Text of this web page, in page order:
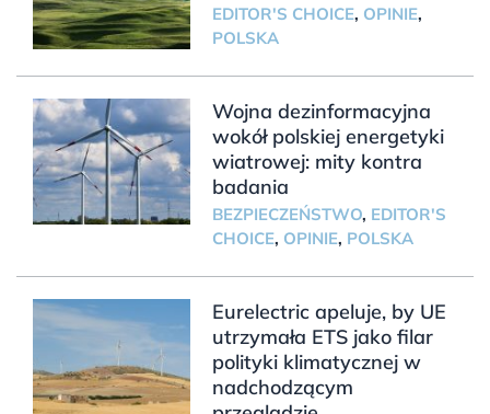
EDITOR'S CHOICE, OPINIE,
POLSKA
Wojna dezinformacyjna
wokół polskiej energetyki
wiatrowej: mity kontra
badania
BEZPIECZEŃSTWO, EDITOR'S
CHOICE, OPINIE, POLSKA
Eurelectric apeluje, by UE
utrzymała ETS jako filar
polityki klimatycznej w
nadchodzącym